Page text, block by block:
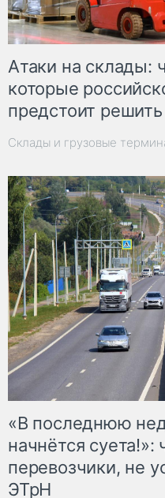
Атаки на склады:
которые
предстоит
Склады и грузовые
«В последнюю
начнётся
перевозчики, не
ЭТрН